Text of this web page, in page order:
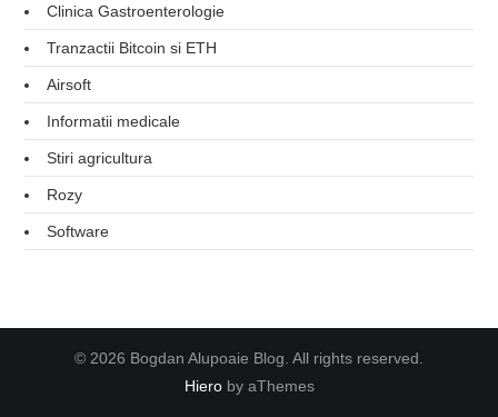
Clinica Gastroenterologie
Tranzactii Bitcoin si ETH
Airsoft
Informatii medicale
Stiri agricultura
Rozy
Software
© 2026 Bogdan Alupoaie Blog. All rights reserved.
Hieroby aThemes